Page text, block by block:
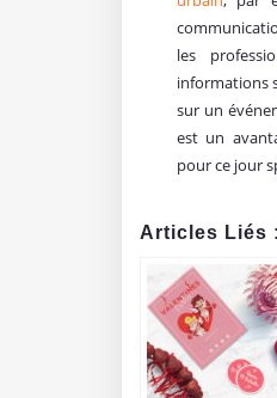
les
informations
sur un
est un
pour ce jour
Articles Liés :